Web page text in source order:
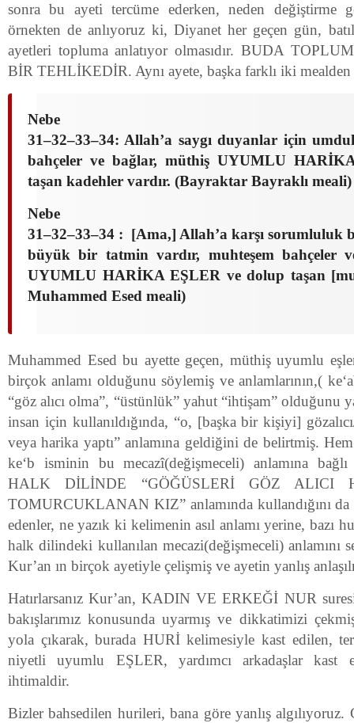
sonra bu ayeti tercüme ederken, neden değiştirme
örnekten de anlıyoruz ki, Diyanet her geçen gün,
ayetleri topluma anlatıyor olmasıdır. BUDA
BİR TEHLİKEDİR. Aynı ayete, başka farklı iki
Nebe
31–32–33–34: Allah’a saygı duyanlar için
bahçeler ve bağlar, müthiş UYUMLU
taşan kadehler vardır. (Bayraktar Bayraklı meali)
Nebe
31–32–33–34 : [Ama,] Allah’a karşı sorumluluk
büyük bir tatmin vardır, muhteşem bahçeler
UYUMLU HARİKA EŞLER ve dolup taşan
Muhammed Esed meali)
Muhammed Esed bu ayette geçen, müthiş uyumlu
birçok anlamı olduğunu söylemiş ve anlamlarının,(
“göz alıcı olma”, “üstünlük” yahut “ihtişam” olduğunu
insan için kullanıldığında, “o, [başka bir kişiyi]
veya harika yaptı” anlamına geldiğini de belirtmiş.
ke‘b isminin bu mecazî(değişmeceli) anlamına
HALK DİLİNDE “GÖĞÜSLERİ GÖZ ALICI
TOMURCUKLANAN KIZ” anlamında kullandığını
edenler, ne yazık ki kelimenin asıl anlamı yerine, bazı
halk dilindeki kullanılan mecazi(değişmeceli) anlamını
Kur’an ın birçok ayetiyle çelişmiş ve ayetin yanlış
Hatırlarsanız Kur’an, KADIN VE ERKEĞİ NUR
bakışlarımız konusunda uyarmış ve dikkatimizi
yola çıkarak, burada HURİ kelimesiyle kast edilen,
niyetli uyumlu EŞLER, yardımcı arkadaşlar kast
ihtimaldir.
Bizler bahsedilen hurileri, bana göre yanlış